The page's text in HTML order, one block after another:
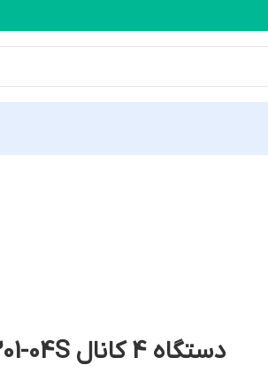
دستگاه 4 کانال NVR301-04S